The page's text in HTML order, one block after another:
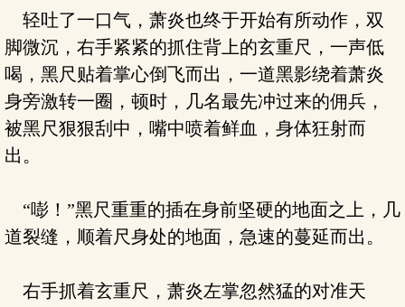
轻吐了一口气，萧炎也终于开始有所动作，双
脚微沉，右手紧紧的抓住背上的玄重尺，一声低
喝，黑尺贴着掌心倒飞而出，一道黑影绕着萧炎
身旁激转一圈，顿时，几名最先冲过来的佣兵，
被黑尺狠狠刮中，嘴中喷着鲜血，身体狂射而
出。
“嘭！”黑尺重重的插在身前坚硬的地面之上，几
道裂缝，顺着尺身处的地面，急速的蔓延而出。
右手抓着玄重尺，萧炎左掌忽然猛的对准天